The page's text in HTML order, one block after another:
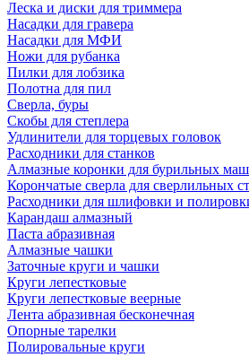
Леска и диски для триммера
Насадки для гравера
Насадки для МФИ
Ножи для рубанка
Пилки для лобзика
Полотна для пил
Сверла, буры
Скобы для степлера
Удлинители для торцевых головок
Расходники для станков
Алмазные коронки для бурильных
Корончатые сверла для сверлильных
Расходники для шлифовки и
Карандаш алмазный
Паста абразивная
Алмазные чашки
Заточные круги и чашки
Круги лепестковые
Круги лепестковые веерные
Лента абразивная бесконечная
Опорные тарелки
Полировальные круги